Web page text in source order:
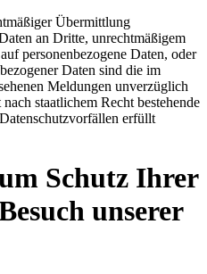
Übermittlung
an Dritte, unrechtmäßigem
personenbezogene Daten, oder
Daten sind die im
Meldungen unverzüglich
staatlichem Recht bestehende
erfüllt
Schutz Ihrer
unserer